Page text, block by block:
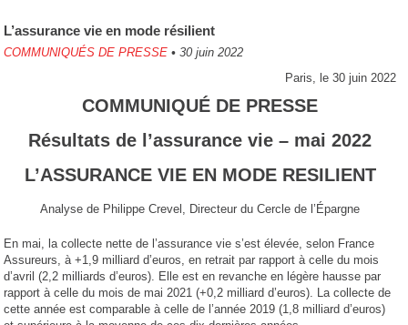
L’assurance vie en mode résilient
COMMUNIQUÉS DE PRESSE • 30 juin 2022
Paris, le 30 juin 2022
COMMUNIQUÉ DE PRESSE
Résultats de l’assurance vie – mai 2022
L’ASSURANCE VIE EN MODE RESILIENT
Analyse de Philippe Crevel, Directeur du Cercle de l’Épargne
En mai, la collecte nette de l’assurance vie s’est élevée, selon France
Assureurs, à +1,9 milliard d’euros, en retrait par rapport à celle du mois
d’avril (2,2 milliards d’euros). Elle est en revanche en légère hausse par
rapport à celle du mois de mai 2021 (+0,2 milliard d’euros). La collecte de
cette année est comparable à celle de l’année 2019 (1,8 milliard d’euros)